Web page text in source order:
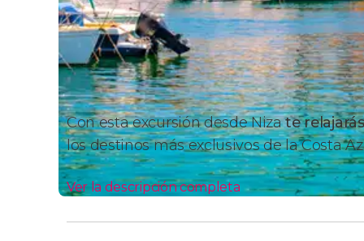
Con esta excursión desde Nizate
los destinos más exclusivos de la Costa
Ver la descripción completa